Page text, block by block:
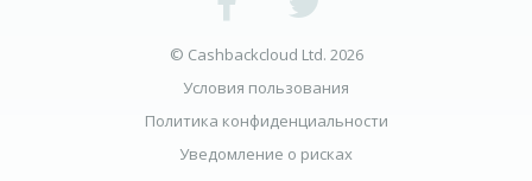
© Cashbackcloud Ltd. 2026
Условия пользования
Политика конфиденциальности
Уведомление о рисках